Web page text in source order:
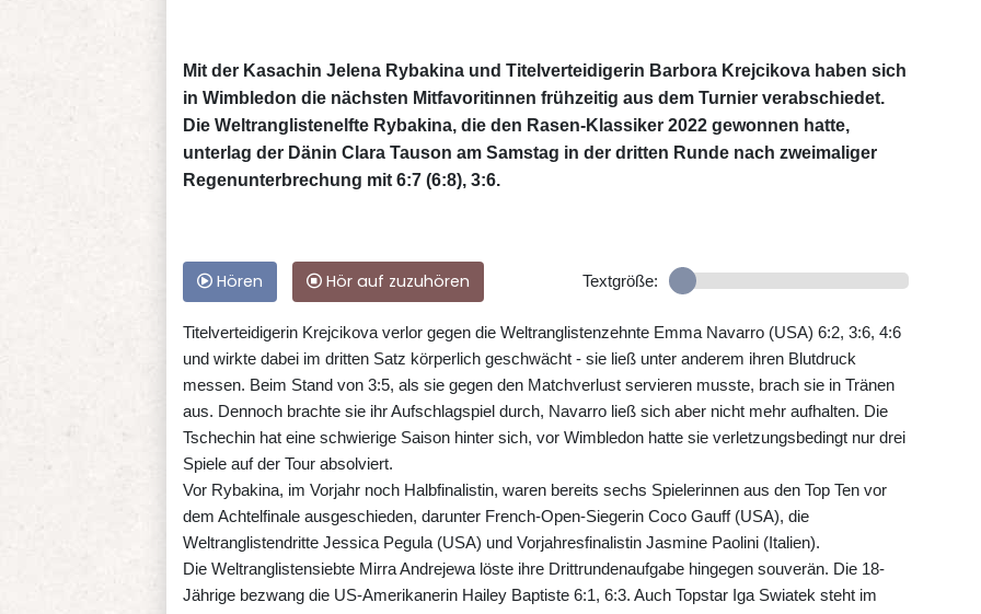
Mit der Kasachin Jelena Rybakina und Titelverteidigerin Barbora Krejcikova haben sich
in Wimbledon die nächsten Mitfavoritinnen frühzeitig aus dem Turnier verabschiedet.
Die Weltranglistenelfte Rybakina, die den Rasen-Klassiker 2022 gewonnen hatte,
unterlag der Dänin Clara Tauson am Samstag in der dritten Runde nach zweimaliger
Regenunterbrechung mit 6:7 (6:8), 3:6.
Hören Hör auf zuzuhören Textgröße:
Titelverteidigerin Krejcikova verlor gegen die Weltranglistenzehnte Emma Navarro (USA) 6:2, 3:6, 4:6
und wirkte dabei im dritten Satz körperlich geschwächt - sie ließ unter anderem ihren Blutdruck
messen. Beim Stand von 3:5, als sie gegen den Matchverlust servieren musste, brach sie in Tränen
aus. Dennoch brachte sie ihr Aufschlagspiel durch, Navarro ließ sich aber nicht mehr aufhalten. Die
Tschechin hat eine schwierige Saison hinter sich, vor Wimbledon hatte sie verletzungsbedingt nur drei
Spiele auf der Tour absolviert.
Vor Rybakina, im Vorjahr noch Halbfinalistin, waren bereits sechs Spielerinnen aus den Top Ten vor
dem Achtelfinale ausgeschieden, darunter French-Open-Siegerin Coco Gauff (USA), die
Weltranglistendritte Jessica Pegula (USA) und Vorjahresfinalistin Jasmine Paolini (Italien).
Die Weltranglistensiebte Mirra Andrejewa löste ihre Drittrundenaufgabe hingegen souverän. Die 18-
Jährige bezwang die US-Amerikanerin Hailey Baptiste 6:1, 6:3. Auch Topstar Iga Swiatek steht im